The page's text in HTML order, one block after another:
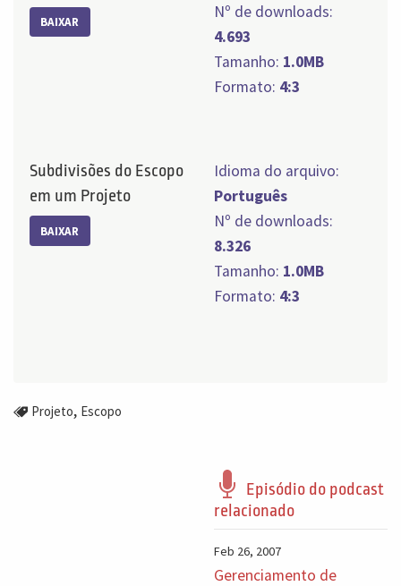
BAIXAR
Nº de downloads:
4.693
Tamanho: 1.0MB
Formato: 4:3
Subdivisões do Escopo
em um Projeto
BAIXAR
Idioma do arquivo:
Português
Nº de downloads:
8.326
Tamanho: 1.0MB
Formato: 4:3
Projeto, Escopo
Episódio do podcast
relacionado
Feb 26, 2007
Gerenciamento de